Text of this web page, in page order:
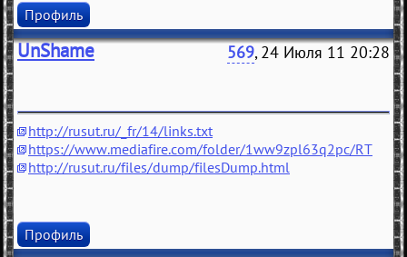
Профиль
UnShame 569, 24 Июля 11 20:28
http://rusut.ru/_fr/14/links.txt
https://www.mediafire.com/folder/1ww9zpl63q2pc/RT
http://rusut.ru/files/dump/filesDump.html
Профиль